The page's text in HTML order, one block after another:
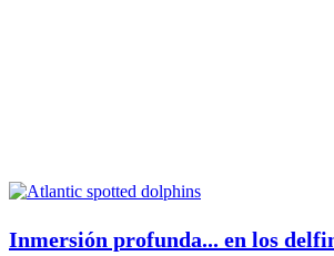
Inmersión profunda... en los